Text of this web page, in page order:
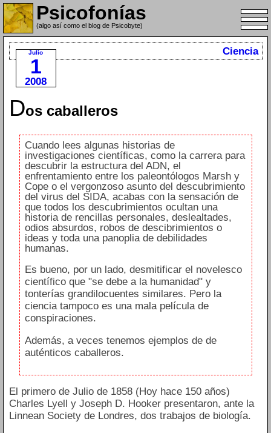
Psicofonías
(algo así como el blog de Psicobyte)
Julio
1
2008
Ciencia
Dos caballeros
Cuando lees algunas historias de
investigaciones científicas, como la carrera para
descubrir la estructura del ADN, el
enfrentamiento entre los paleontólogos Marsh y
Cope o el vergonzoso asunto del descubrimiento
del virus del SIDA, acabas con la sensación de
que todos los descubrimientos ocultan una
historia de rencillas personales, deslealtades,
odios absurdos, robos de descibrimientos o
ideas y toda una panoplia de debilidades
humanas.
Es bueno, por un lado, desmitificar el novelesco
científico que "se debe a la humanidad" y
tonterías grandilocuentes similares. Pero la
ciencia tampoco es una mala película de
conspiraciones.
Además, a veces tenemos ejemplos de de
auténticos caballeros.
El primero de Julio de 1858 (Hoy hace 150 años)
Charles Lyell y Joseph D. Hooker presentaron, ante la
Linnean Society de Londres, dos trabajos de biología.